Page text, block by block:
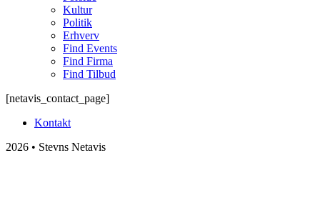
Kultur
Politik
Erhverv
Find Events
Find Firma
Find Tilbud
[netavis_contact_page]
Kontakt
2026 • Stevns Netavis